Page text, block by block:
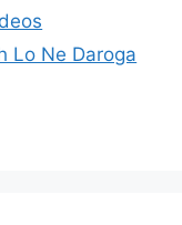
Lo Ne Daroga